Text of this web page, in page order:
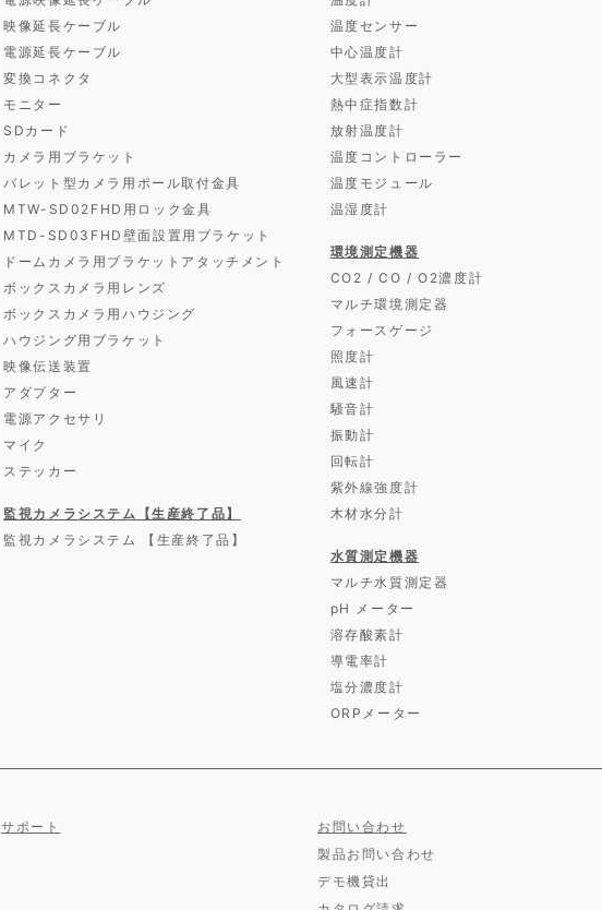
映像延長ケーブル
電源延長ケーブル
変換コネクタ
モニター
SDカード
カメラ用ブラケット
バレット型カメラ用ポール取付金具
MTW-SD02FHD用ロック金具
MTD-SD03FHD壁面設置用ブラケット
ドームカメラ用ブラケットアタッチメント
ボックスカメラ用レンズ
ボックスカメラ用ハウジング
ハウジング用ブラケット
映像伝送装置
アダプター
電源アクセサリ
マイク
ステッカー
監視カメラシステム【生産終了品】
監視カメラシステム 【生産終了品】
温度センサー
中心温度計
大型表示温度計
熱中症指数計
放射温度計
温度コントローラー
温度モジュール
温湿度計
環境測定機器
CO2 / CO / O2濃度計
マルチ環境測定器
フォースゲージ
照度計
風速計
騒音計
振動計
回転計
紫外線強度計
木材水分計
水質測定機器
マルチ水質測定器
pH メーター
溶存酸素計
導電率計
塩分濃度計
ORPメーター
サポート
お問い合わせ
製品お問い合わせ
デモ機貸出